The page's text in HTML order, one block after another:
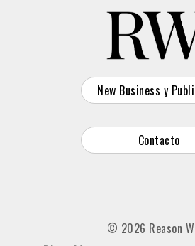
New Business y
Contacto
© 2026 Reason